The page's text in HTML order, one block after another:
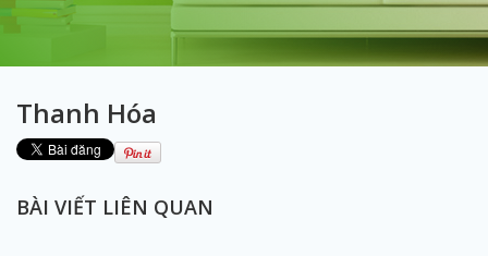
Thanh Hóa
BÀI VIẾT LIÊN QUAN